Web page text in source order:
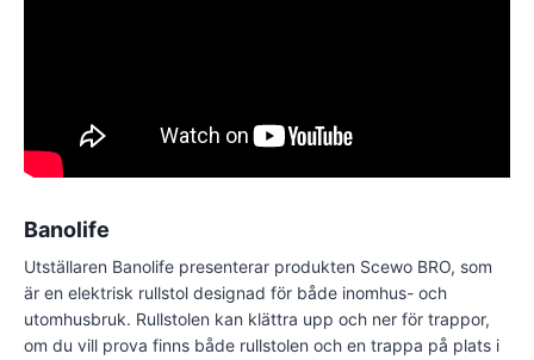
Banolife
Utställaren Banolife presenterar produkten Scewo BRO, som
är en elektrisk rullstol designad för både inomhus- och
utomhusbruk. Rullstolen kan klättra upp och ner för trappor,
om du vill prova finns både rullstolen och en trappa på plats i